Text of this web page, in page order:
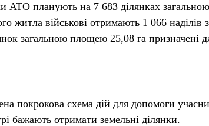
АТО планують на 7 683 ділянках
житла військові отримають 1 066 наділів
загальною площею 25,08 га призначені
покрокова схема дій для допомоги
бажають отримати земельні ділянки.